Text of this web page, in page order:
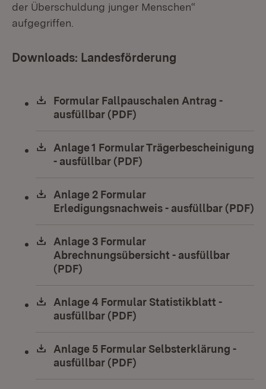
der Überschuldung junger Menschen“
aufgegriffen.
Downloads: Landesförderung
Download:
Formular Fallpauschalen Antrag -
ausfüllbar (PDF)
Download:
Anlage 1 Formular Trägerbescheinigung
- ausfüllbar (PDF)
Download:
Anlage 2 Formular
Erledigungsnachweis - ausfüllbar (PDF)
Download:
Anlage 3 Formular
Abrechnungsübersicht - ausfüllbar
(PDF)
Download:
Anlage 4 Formular Statistikblatt -
ausfüllbar (PDF)
Download:
Anlage 5 Formular Selbsterklärung -
ausfüllbar (PDF)